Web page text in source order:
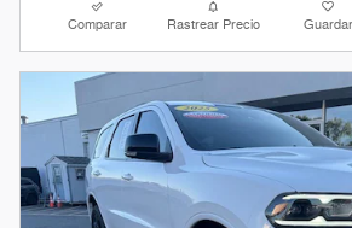
Comparar Rastrear Precio Guardar